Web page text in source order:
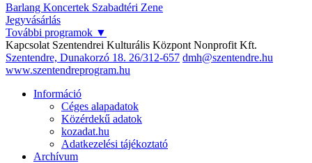
Barlang Koncertek Szabadtéri Zene
Jegyvásárlás
További programok ▼
Kapcsolat Szentendrei Kulturális Központ Nonprofit Kft.
Szentendre, Dunakorzó 18. 26/312-657 dmh@szentendre.hu
www.szentendreprogram.hu
Információ
Céges alapadatok
Közérdekű adatok
kozadat.hu
Adatkezelési tájékoztató
Archívum